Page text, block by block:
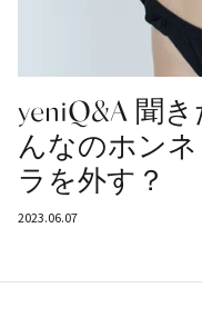
yeniQ&A 聞
んなのホン
ラを外す？
2023.06.07